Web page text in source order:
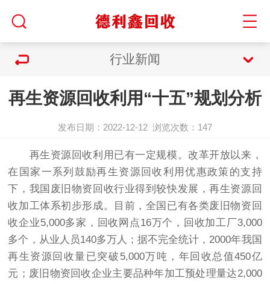
行业新闻
再生资源回收利用“十五”规划分析
发布日期：2022-12-12 浏览次数： 147
再生资源回收利用已有一定规模。改革开放以来，
在国家一系列鼓励再生资源回收利用优惠政策的支持
下，我国废旧物资回收行业得到较快发展，再生资源回
收加工体系初步形成。目前，全国已有各类废旧物资回
收企业5,000多家，回收网点16万个，回收加工厂3,000
多个，从业人员140多万人；据不完全统计，2000年我国
再生资源回收量已突破5,000万吨，年回收总值450亿
元；废旧物资回收企业主要品种年加工预处理量达2,000